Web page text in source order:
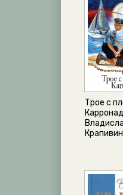
Трое с
Крапивин